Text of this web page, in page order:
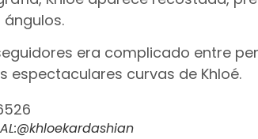
era complicado entre
espectaculares curvas de Khloé.